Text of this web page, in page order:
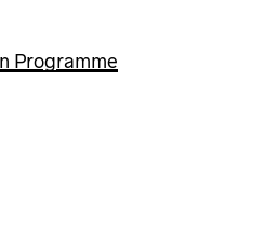
Programme